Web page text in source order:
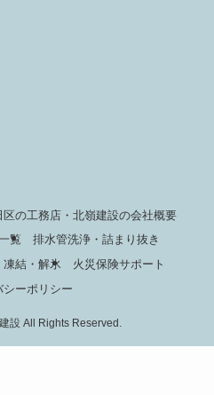
区の工務店・北嶺建設の会社概要
覧
排水管洗浄・詰まり抜き
凍結・解氷
火災保険サポート
シーポリシー
設 All Rights Reserved.